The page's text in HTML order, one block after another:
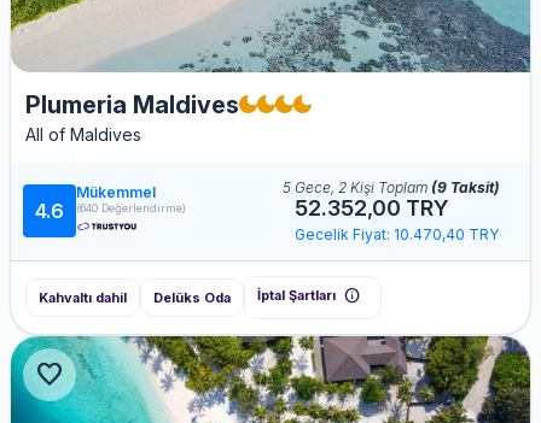
Plumeria Maldives
All of Maldives
4.6
Mükemmel
(640 Değerlendirme)
5 Gece, 2 Kişi Toplam (9 Taksit)
52.352,00 TRY
Gecelik Fiyat: 10.470,40 TRY
Kahvaltı dahil Delüks Oda İptal Şartları info
favorite